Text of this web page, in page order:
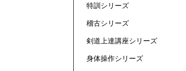
特訓シリーズ
稽古シリーズ
剣道上達講座シリーズ
身体操作シリーズ